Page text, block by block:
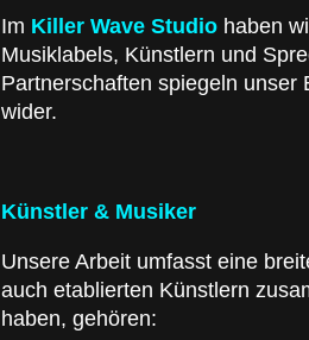
Im Killer Wave Studio haben
Musiklabels, Künstlern und
Partnerschaften spiegeln unser
wider.
Künstler & Musiker
Unsere Arbeit umfasst eine
auch etablierten Künstlern
haben, gehören: